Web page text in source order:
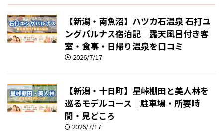
【新潟・南魚沼】ハツカ石温泉 石打ユ
ングパルナス宿泊記｜露天風呂付き客
室・食事・日帰り温泉を口コミ
2026/7/17
【新潟・十日町】星峠棚田と美人林を
巡るモデルコース｜駐車場・所要時
間・見どころ
2026/7/17